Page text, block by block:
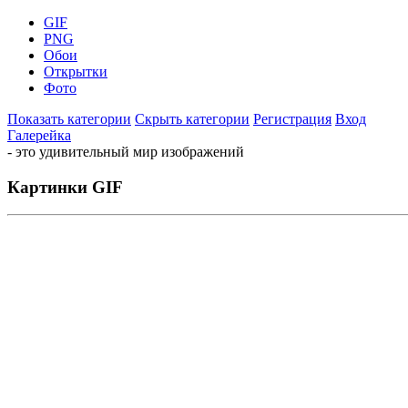
GIF
PNG
Обои
Открытки
Фото
Показать категории Скрыть категории Регистрация Вход
Галерейка
- это удивительный мир изображений
Картинки GIF